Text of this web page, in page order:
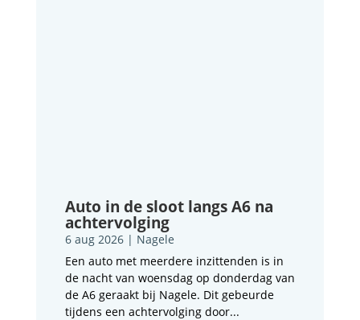
Auto in de sloot langs A6 na
achtervolging
6 aug 2026| Nagele
Een auto met meerdere inzittenden is in
de nacht van woensdag op donderdag van
de A6 geraakt bij Nagele. Dit gebeurde
tijdens een achtervolging door...